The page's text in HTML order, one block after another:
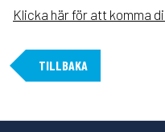
Klicka här för att komma
TILLBAKA